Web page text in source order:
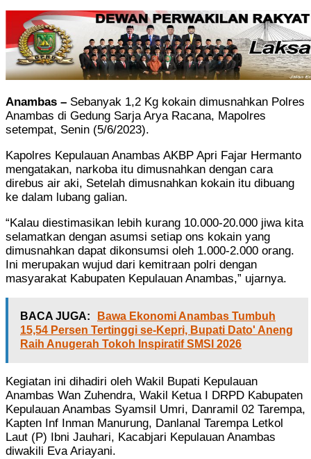
Anambas – Sebanyak 1,2 Kg kokain dimusnahkan Polres
Anambas di Gedung Sarja Arya Racana, Mapolres
setempat, Senin (5/6/2023).
Kapolres Kepulauan Anambas AKBP Apri Fajar Hermanto
mengatakan, narkoba itu dimusnahkan dengan cara
direbus air aki, Setelah dimusnahkan kokain itu dibuang
ke dalam lubang galian.
“Kalau diestimasikan lebih kurang 10.000-20.000 jiwa kita
selamatkan dengan asumsi setiap ons kokain yang
dimusnahkan dapat dikonsumsi oleh 1.000-2.000 orang.
Ini merupakan wujud dari kemitraan polri dengan
masyarakat Kabupaten Kepulauan Anambas,” ujarnya.
BACA JUGA:
Bawa Ekonomi Anambas Tumbuh
15,54 Persen Tertinggi se-Kepri, Bupati Dato' Aneng
Raih Anugerah Tokoh Inspiratif SMSI 2026
Kegiatan ini dihadiri oleh Wakil Bupati Kepulauan
Anambas Wan Zuhendra, Wakil Ketua I DRPD Kabupaten
Kepulauan Anambas Syamsil Umri, Danramil 02 Tarempa,
Kapten Inf Inman Manurung, Danlanal Tarempa Letkol
Laut (P) Ibni Jauhari, Kacabjari Kepulauan Anambas
diwakili Eva Ariayani.